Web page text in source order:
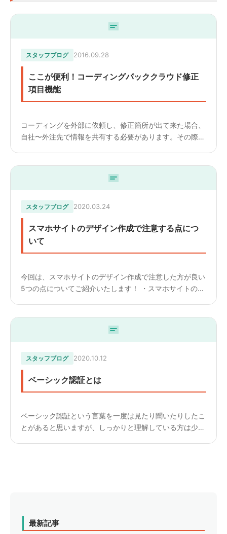
スタッフブログ 2016.09.28
ここが便利！コーディングパッククラウド修正
項目機能
コーディングを外部に依頼し、修正箇所が出て来た場合、
自社〜外注先で情報を共有する必要があります。その際、
スタッフブログ 2020.03.24
スマホサイトのデザイン作成で注意する点につ
いて
今回は、スマホサイトのデザイン作成で注意した方が良い
5つの点についてご紹介いたします！ ・スマホサイトのデ
スタッフブログ 2020.10.12
ベーシック認証とは
ベーシック認証という言葉を一度は見たり聞いたりしたこ
とがあると思いますが、しっかりと理解している方は少な
最新記事